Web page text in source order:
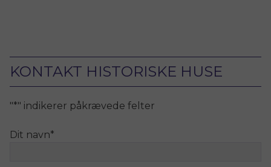
KONTAKT HISTORISKE HUSE
"*" indikerer påkrævede felter
Dit navn*